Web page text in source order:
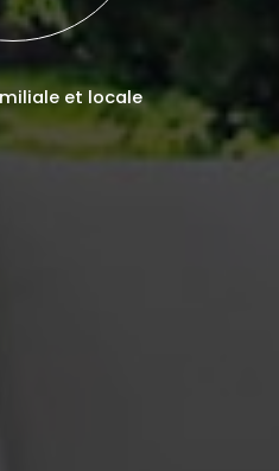
et locale